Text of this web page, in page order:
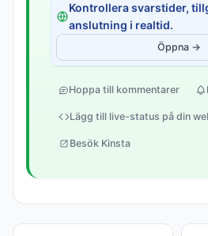
Kontrollera svarstider,
anslutning i realtid.
Öppna →
Hoppa till kommentarer
Lägg till live-status på din
Besök Kinsta